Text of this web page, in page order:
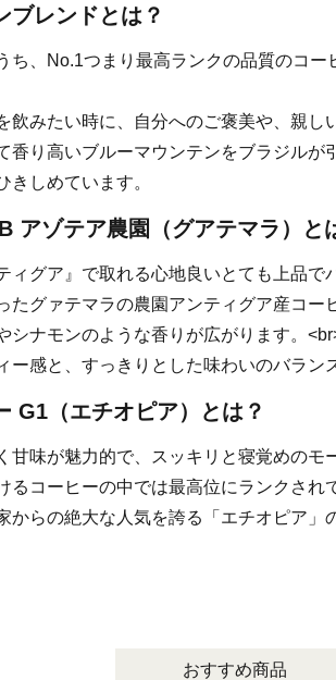
ブレンドとは？
ち、No.1つまり最高ランクの品質のコ
飲みたい時に、自分へのご褒美や、親し
香り高いブルーマウンテンをブラジルが
きしめています。
アゾテア農園（グアテマラ）と
ィグア』で取れる心地良いとても上品で
たグァテマラの農園アンティグア産コー
シナモンのような香りが広がります。
ー感と、すっきりとした味わいのバラン
G1（エチオピア）とは？
甘味が魅力的で、スッキリと寝覚めのモ
るコーヒーの中では最高位にランクされ
からの絶大な人気を誇る「エチオピア」
おすすめ商品